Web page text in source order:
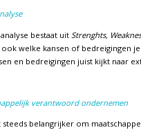
analyse bestaat uit Strenghts,
ook welke kansen of bedreigingen
en bedreigingen juist kijkt naar
verantwoord ondernemen
belangrijker om